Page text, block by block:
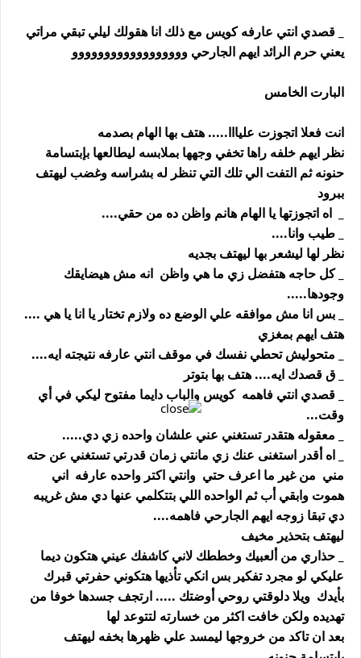
_ قصدي انتي عارفه كويس مع ذلك انا هقولك ليلي تبقي مراتي
يعني حرم الرائد ايهم الجارحي وووووووووووووووووو
البارت الخامس
انت فعلا اتجوزت عليااا..... هتف بها الهام بصدمه
نظر ايهم خلفه راها تخفي وجهها بملابسه ليطالعها بإبتسامة
حنونه ثم التفت الي تلك التي تنظر له بشراسه وغضب ليهتف
ببرود
_ اه اتجوزتها يا الهام هانم واظن ده من حقي....
_ طيب وانا....
نظر لها ليشعر بها ليهتف بجديه
_ كل حاجه هتفضل زي ما هي واظن انه مش هيضايقك
وجودها.....
_ بس انا مش موافقه علي الوضع ده ولازم تختار يا انا يا هي ....
هتف ايهم بمغزي
_ متحوليش تحطي نفسك في موقف انتي عارفه نتيجته ايه....
_ ق قصدك ايه.... هتف بها بتوتر
_ قصدي انتي فاهمه كويس والباب دايما مفتوح ليكي في أي
وقت...
_ معقوله هتقدر تستغني عني علشان واحده زي دي.....
_ اه أقدر استغنى عنك زي مانتي زمان قدرتي تستغني عن حته
مني من غير ما اعرف حتي وانتي اكتر واحده عارفه اني
هموت وابقي أب ثم الواحده اللي بتتكلمي عنها دي مش غريبه
دي تبقا زوجه ايهم الجارحي فاهمه....
ليهتف بتحذير مخيف
_ حذاري من ألعبيك وخططك لاني كاشفك عيني هتكون ديما
عليكي لو مجرد تفكير بس انكي تأذيها هتكوني حفرتي قبرك
بأيدك ويلا دلوقتي روحي أوضتك ..... ارتجف جسدها خوفا من
تهديده ولكن خافت اكثر من خسارته لتتوعد لها
بعد ان تاكد من خروجها ليمسد علي ظهرها بخفه ليهتف